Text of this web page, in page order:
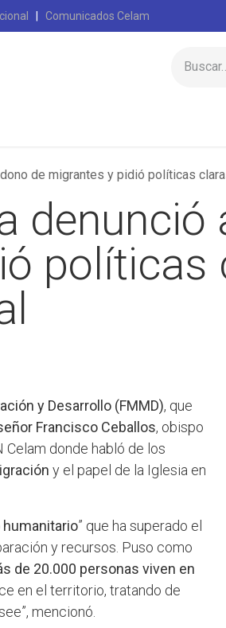
| Comunicados Celam
de migrantes y pidió políticas
denunció
políticas
y Desarrollo (FMMD), que
Francisco Ceballos, obispo
donde habló de los
y el papel de la Iglesia en
” que ha superado el
y recursos. Puso como
de 20.000 personas viven en
en el territorio, tratando de
mencionó.